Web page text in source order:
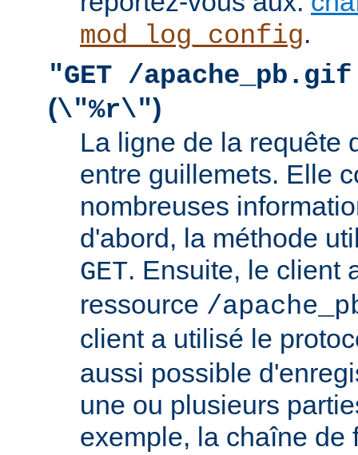
mod_log_config.
"GET /
(\"%r\")
La ligne de la requête
entre guillemets. Elle
nombreuses
d'abord, la méthode
GET. Ensuite, le client
ressource /
client a utilisé le
aussi possible
une ou plusieurs
exemple, la chaîne de